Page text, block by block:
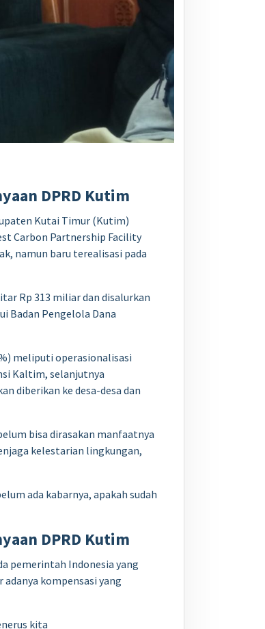
DPRD Kutim
Kutai Timur (Kutim)
Carbon Partnership Facility
namun baru terealisasi pada
Rp 313 miliar dan disalurkan
Badan Pengelola Dana
meliputi operasionalisasi
Kaltim, selanjutnya
diberikan ke desa-desa dan
bisa dirasakan manfaatnya
kelestarian lingkungan,
ada kabarnya, apakah sudah
DPRD Kutim
pemerintah Indonesia yang
kompensasi yang
kita